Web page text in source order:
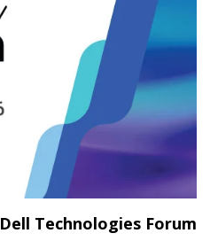
Dell Technologies Forum